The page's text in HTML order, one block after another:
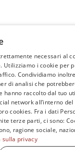
necessari al
i cookie per
Condividiamo
di analisi che
hanno raccolto dal tuo
network all’interno
cookies. Fra i dati
terze parti, ci sono:
ragione sociale,
sulla privacy